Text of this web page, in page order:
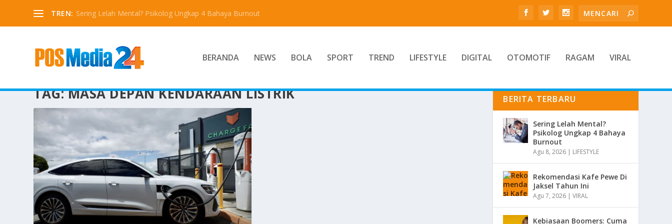
TREN: Sering Lelah Mental? Psikolog Ungkap 4 Bahaya Burnout
BERANDA NEWS BOLA SPORT TREND LIFESTYLE DIGITAL OTOMOTIF RAGAM VIRAL
TAG:MASA DEPAN KENDARAAN LISTRIK BERITA TERBARU
Sering Lelah Mental?
Psikolog Ungkap 4 Bahaya
Burnout
Agu 8, 2026 | LIFESTYLE
Rekomendasi Kafe Pewe Di
Jaksel Tahun Ini
Agu 7, 2026 |VIRAL
Kebiasaan Boomers: Cuma